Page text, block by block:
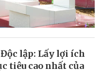
lập: Lấy lợi ích
tiêu cao nhất của